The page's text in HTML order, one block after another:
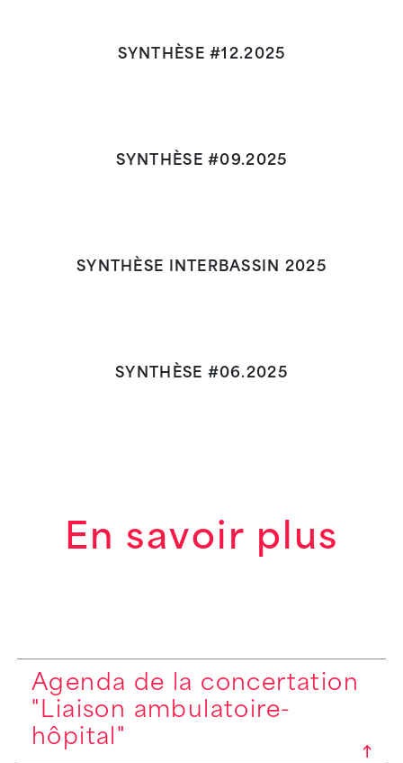
SYNTHÈSE #12.2025
SYNTHÈSE #09.2025
SYNTHÈSE INTERBASSIN 2025
SYNTHÈSE #06.2025
En savoir plus
Agenda de la concertation
"Liaison ambulatoire-
hôpital"